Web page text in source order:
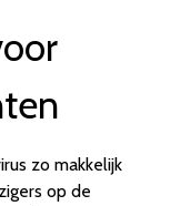
zo makkelijk
op de